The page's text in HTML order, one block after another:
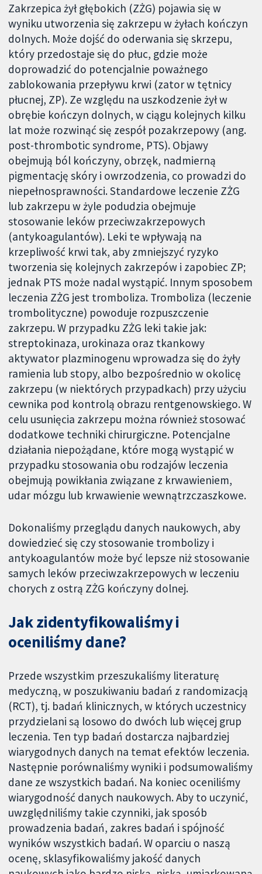
Zakrzepica żył głębokich (ZŻG) pojawia się w
wyniku utworzenia się zakrzepu w żyłach kończyn
dolnych. Może dojść do oderwania się skrzepu,
który przedostaje się do płuc, gdzie może
doprowadzić do potencjalnie poważnego
zablokowania przepływu krwi (zator w tętnicy
płucnej, ZP). Ze względu na uszkodzenie żył w
obrębie kończyn dolnych, w ciągu kolejnych kilku
lat może rozwinąć się zespół pozakrzepowy (ang.
post-thrombotic syndrome, PTS). Objawy
obejmują ból kończyny, obrzęk, nadmierną
pigmentację skóry i owrzodzenia, co prowadzi do
niepełnosprawności. Standardowe leczenie ZŻG
lub zakrzepu w żyle podudzia obejmuje
stosowanie leków przeciwzakrzepowych
(antykoagulantów). Leki te wpływają na
krzepliwość krwi tak, aby zmniejszyć ryzyko
tworzenia się kolejnych zakrzepów i zapobiec ZP;
jednak PTS może nadal wystąpić. Innym sposobem
leczenia ZŻG jest tromboliza. Tromboliza (leczenie
trombolityczne) powoduje rozpuszczenie
zakrzepu. W przypadku ZŻG leki takie jak:
streptokinaza, urokinaza oraz tkankowy
aktywator plazminogenu wprowadza się do żyły
ramienia lub stopy, albo bezpośrednio w okolicę
zakrzepu (w niektórych przypadkach) przy użyciu
cewnika pod kontrolą obrazu rentgenowskiego. W
celu usunięcia zakrzepu można również stosować
dodatkowe techniki chirurgiczne. Potencjalne
działania niepożądane, które mogą wystąpić w
przypadku stosowania obu rodzajów leczenia
obejmują powikłania związane z krwawieniem,
udar mózgu lub krwawienie wewnątrzczaszkowe.
Dokonaliśmy przeglądu danych naukowych, aby
dowiedzieć się czy stosowanie trombolizy i
antykoagulantów może być lepsze niż stosowanie
samych leków przeciwzakrzepowych w leczeniu
chorych z ostrą ZŻG kończyny dolnej.
Jak zidentyfikowaliśmy i
oceniliśmy dane?
Przede wszystkim przeszukaliśmy literaturę
medyczną, w poszukiwaniu badań z randomizacją
(RCT), tj. badań klinicznych, w których uczestnicy
przydzielani są losowo do dwóch lub więcej grup
leczenia. Ten typ badań dostarcza najbardziej
wiarygodnych danych na temat efektów leczenia.
Następnie porównaliśmy wyniki i podsumowaliśmy
dane ze wszystkich badań. Na koniec oceniliśmy
wiarygodność danych naukowych. Aby to uczynić,
uwzględniliśmy takie czynniki, jak sposób
prowadzenia badań, zakres badań i spójność
wyników wszystkich badań. W oparciu o naszą
ocenę, sklasyfikowaliśmy jakość danych